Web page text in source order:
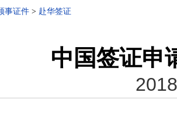
事证件 > 赴华签证
中国签证申